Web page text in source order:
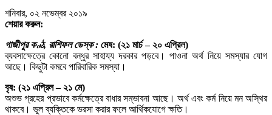
শনিবার, ০২ নভেম্বর ২০১৯
শেয়ার করুন:
গাজীপুর কণ্ঠ, রাশিফল ডেস্ক : মেষ: (২১ মার্চ – ২০ এপ্রিল)
ব্যবসাক্ষেত্রে কোনো বন্ধুর সাহায্য দরকার পড়বে। পাওনা অর্থ নিয়ে সমস্যার যোগ
আছে। কিছুটা কমবে পারিবারিক সমস্যা।
বৃষ: (২১ এপ্রিল – ২১ মে)
অশুভ গ্রহের প্রভাবে কর্মক্ষেত্রে বাধার সম্ভাবনা আছে। অর্থ এবং কর্ম নিয়ে মন অস্থির
থাকবে। ভুল ব্যক্তিকে ভরসা করার ফলে আর্থিকযোগে ক্ষতি।